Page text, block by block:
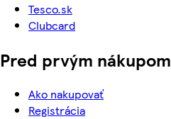
Tesco.sk
Clubcard
Pred prvým nákupom
Ako nakupovať
Registrácia